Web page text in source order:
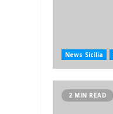
News Sicilia
2 MIN READ